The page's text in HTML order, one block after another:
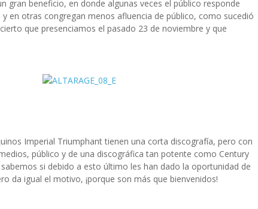
gran beneficio, en donde algunas veces el público responde
en otras congregan menos afluencia de público, como sucedió
que presenciamos el pasado 23 de noviembre y que
Imperial Triumphant tienen una corta discografía, pero con
público y de una discográfica tan potente como Century
si debido a esto último les han dado la oportunidad de
da igual el motivo, ¡porque son más que bienvenidos!